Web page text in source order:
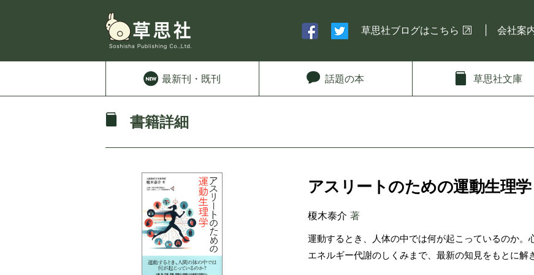
草思社ブログはこちら 会社案
最新刊 ・既刊 話題の本 草思社文庫
書籍詳細
アスリートのための運動生理学
榎木泰介 著
運動するとき、人体の中では何が起こっているのか
エネルギー代謝のしくみまで、最新の知見をもとに解